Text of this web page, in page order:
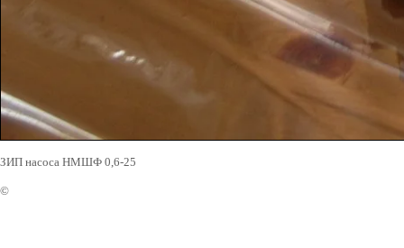
ЗИП насоса НМШФ 0,6-25
©